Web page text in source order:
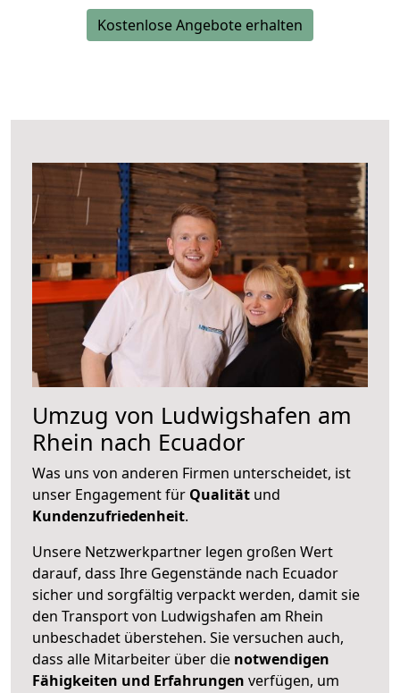
Kostenlose Angebote erhalten
Umzug von Ludwigshafen am
Rhein nach Ecuador
Was uns von anderen Firmen unterscheidet, ist
unser Engagement für Qualität und
Kundenzufriedenheit.
Unsere Netzwerkpartner legen großen Wert
darauf, dass Ihre Gegenstände nach Ecuador
sicher und sorgfältig verpackt werden, damit sie
den Transport von Ludwigshafen am Rhein
unbeschadet überstehen. Sie versuchen auch,
dass alle Mitarbeiter über die notwendigen
Fähigkeiten und Erfahrungen verfügen, um